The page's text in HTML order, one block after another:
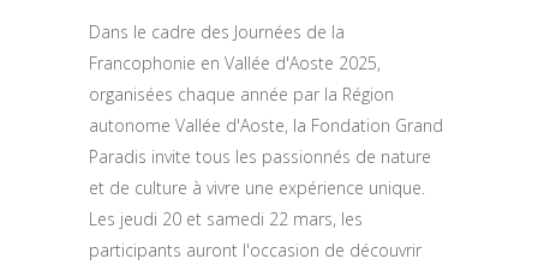
Dans le cadre des Journées de la
Francophonie en Vallée d'Aoste 2025,
organisées chaque année par la Région
autonome Vallée d'Aoste, la Fondation Grand
Paradis invite tous les passionnés de nature
et de culture à vivre une expérience unique.
Les jeudi 20 et samedi 22 mars, les
participants auront l'occasion de découvrir